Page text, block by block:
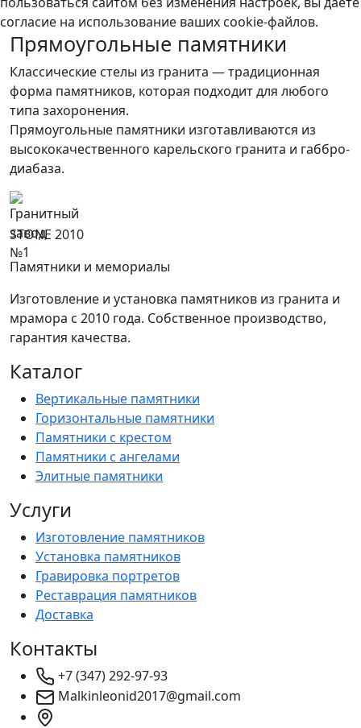
согласие на использование ваших cookie-файлов.
Прямоугольные памятники
Классические стелы из гранита — традиционная
форма памятников, которая подходит для любого
типа захоронения.
Прямоугольные памятники изготавливаются из
высококачественного карельского гранита и габбро-
диабаза.
STONE 2010
Памятники и мемориалы
Изготовление и установка памятников из гранита и
мрамора с 2010 года. Собственное производство,
гарантия качества.
Каталог
Вертикальные памятники
Горизонтальные памятники
Памятники с крестом
Памятники с ангелами
Элитные памятники
Услуги
Изготовление памятников
Установка памятников
Гравировка портретов
Реставрация памятников
Доставка
Контакты
+7 (347) 292-97-93
Malkinleonid2017@gmail.com